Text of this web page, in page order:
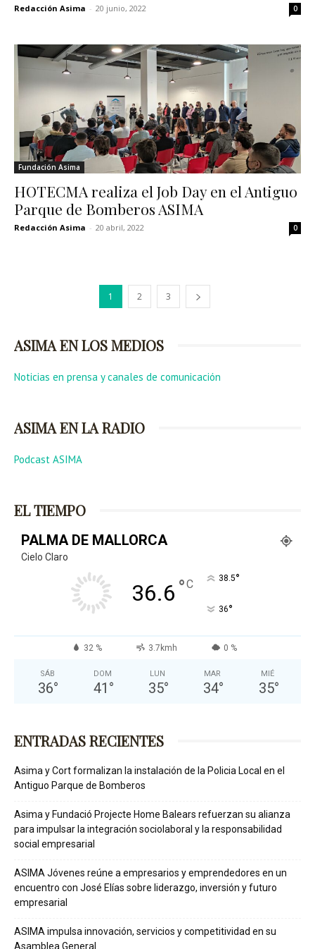
Redacción Asima - 20 junio, 2022 0
Fundación Asima
HOTECMA realiza el Job Day en el Antiguo
Parque de Bomberos ASIMA
Redacción Asima - 20 abril, 2022 0
1 2 3
ASIMA EN LOS MEDIOS
Noticias en prensa y canales de comunicación
ASIMA EN LA RADIO
Podcast ASIMA
EL TIEMPO
PALMA DE MALLORCA
Cielo Claro
36.6 °C 38.5°
36°
32 % 3.7kmh 0 %
SÁB
36°
DOM
41 °
LUN
35°
MAR
34°
MIÉ
35°
ENTRADAS RECIENTES
Asima y Cort formalizan la instalación de la Policia Local en el
Antiguo Parque de Bomberos
Asima y Fundació Projecte Home Balears refuerzan su alianza
para impulsar la integración sociolaboral y la responsabilidad
social empresarial
ASIMA Jóvenes reúne a empresarios y emprendedores en un
encuentro con José Elías sobre liderazgo, inversión y futuro
empresarial
ASIMA impulsa innovación, servicios y competitividad en su
Asamblea General